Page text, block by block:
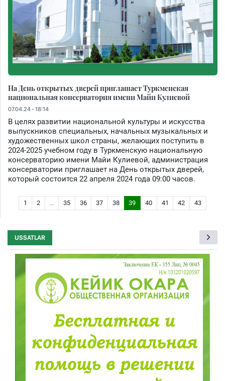
На День открытых дверей приглашает Туркменская
национальная консерватория имени Майи Кулиевой
07.04.24 - 18:14
В целях развитии национальной культуры и искусства
выпускников специальных, начальных музыкальных и
художественных школ страны, желающих поступить в
2024-2025 учебном году в Туркменскую национальную
консерваторию имени Майи Кулиевой, администрация
консерватории приглашает на День открытых дверей,
который состоится 22 апреля 2024 года 09:00 часов.
1 2 ... 35 36 37 38 39 40 41 42 43
USSATLAR